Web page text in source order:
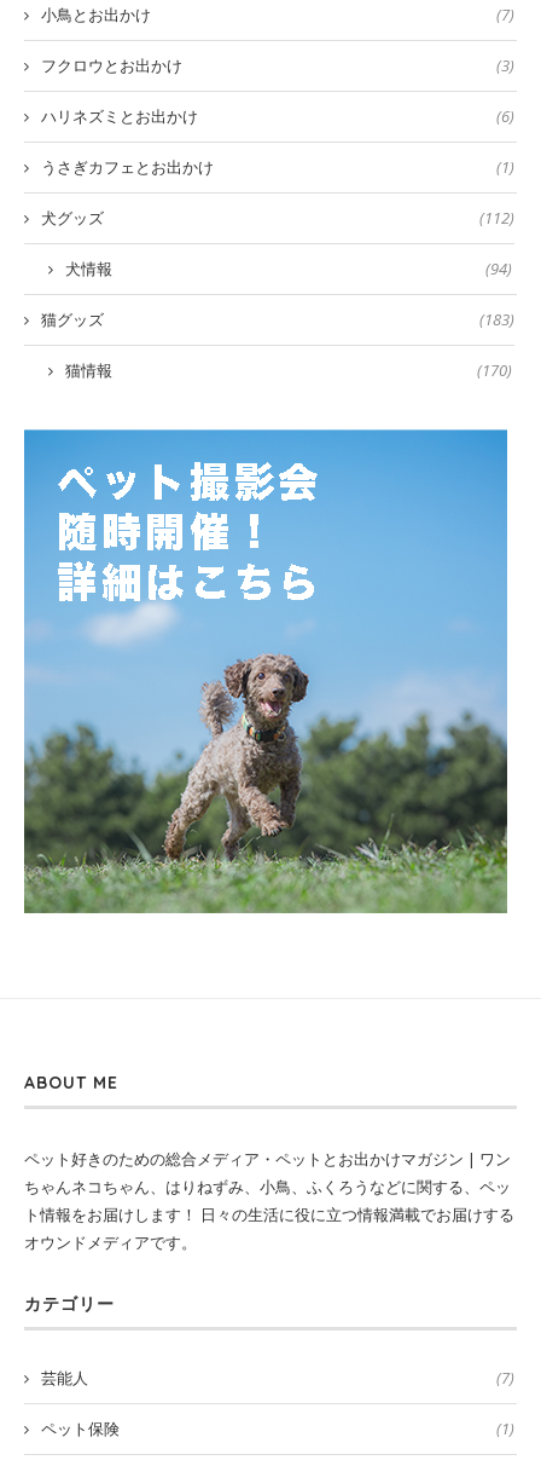
小鳥とお出かけ (7)
フクロウとお出かけ (3)
ハリネズミとお出かけ (6)
うさぎカフェとお出かけ (1)
犬グッズ (112)
犬情報 (94)
猫グッズ (183)
猫情報 (170)
ABOUT ME
ペット好きのための総合メディア・ペットとお出かけマガジン | ワン
ちゃんネコちゃん、はりねずみ、小鳥、ふくろうなどに関する、ペッ
ト情報をお届けします！ 日々の生活に役に立つ情報満載でお届けする
オウンドメディアです。
カテゴリー
芸能人 (7)
ペット保険 (1)